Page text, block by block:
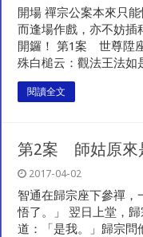
開場 禪宗公案本來只
而逢場作戲，亦不妨插
開鑼！ 第1案 世尊陞
殊白槌云：觀法王法如
閱讀全文
第2案 師姑原來
2017-04-02
智通在歸宗座下參禪，
悟了。」 翌日上堂，
道：「是我。」歸宗問